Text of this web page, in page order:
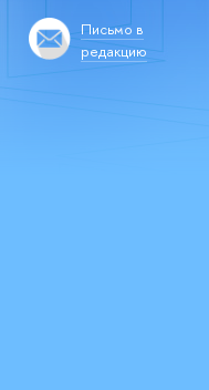
Письмо в
редакцию